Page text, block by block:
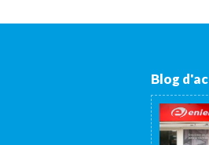
Blog